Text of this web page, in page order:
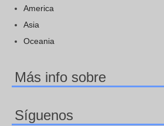
America
Asia
Oceania
Más info sobre
Síguenos